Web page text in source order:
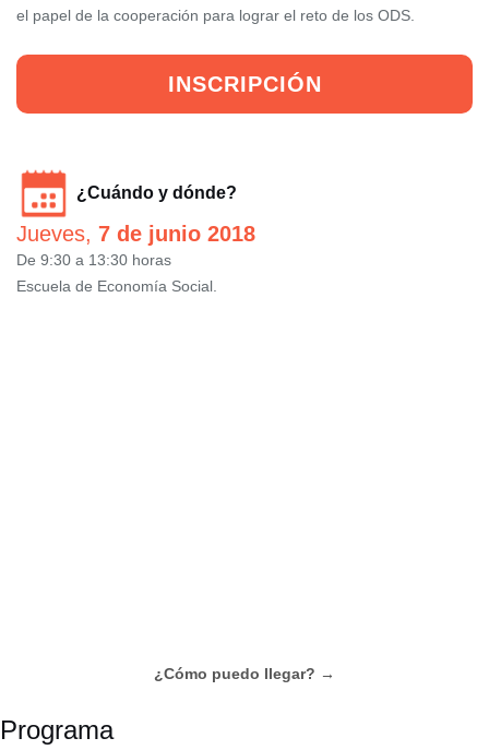
el papel de la cooperación para lograr el reto de los ODS.
INSCRIPCIÓN
¿Cuándo y dónde?
Jueves, 7 de junio 2018
De 9:30 a 13:30 horas
Escuela de Economía Social.
¿Cómo puedo llegar? →
Programa